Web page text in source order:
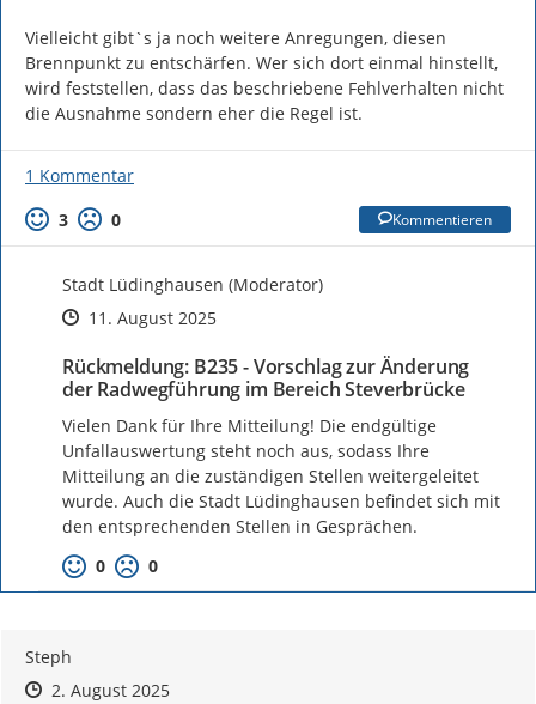
Vielleicht gibt`s ja noch weitere Anregungen, diesen
Brennpunkt zu entschärfen. Wer sich dort einmal hinstellt,
wird feststellen, dass das beschriebene Fehlverhalten nicht
die Ausnahme sondern eher die Regel ist.
1 Kommentar
3
0 Kommentieren
Stadt Lüdinghausen (Moderator)
Zeitpunkt des Erstellens
Zeitpunkt des Erstellens
11. August 2025Zur Äußerung
Rückmeldung: B235 - Vorschlag zur Änderung
der Radwegführung im Bereich Steverbrücke
Vielen Dank für Ihre Mitteilung! Die endgültige
Unfallauswertung steht noch aus, sodass Ihre
Mitteilung an die zuständigen Stellen weitergeleitet
wurde. Auch die Stadt Lüdinghausen befindet sich mit
den entsprechenden Stellen in Gesprächen.
0
0
Steph
Zeitpunkt des Erstellens
Zeitpunkt des Erstellens
2. August 2025Zur Äußerung